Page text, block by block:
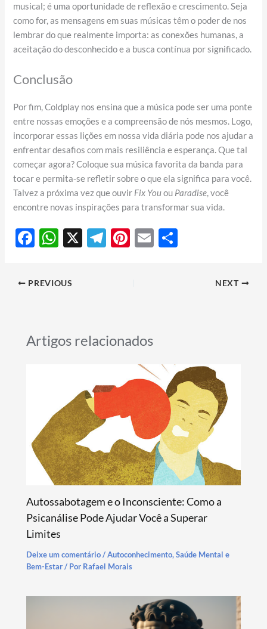
musical; é uma oportunidade de reflexão e crescimento. Seja
como for, as mensagens em suas músicas têm o poder de nos
lembrar do que realmente importa: as conexões humanas, a
aceitação do desconhecido e a busca contínua por significado.
Conclusão
Por fim, Coldplay nos ensina que a música pode ser uma ponte
entre nossas emoções e a compreensão de nós mesmos. Logo,
incorporar essas lições em nossa vida diária pode nos ajudar a
enfrentar desafios com mais resiliência e esperança. Que tal
começar agora? Coloque sua música favorita da banda para
tocar e permita-se refletir sobre o que ela significa para você.
Talvez a próxima vez que ouvir Fix Youou Paradise, você
encontre novas inspirações para transformar sua vida.
F
e
o
k
W
at
p
p
X
T
m
Pi E
PREVIOUS NEXT
Artigos relacionados
Autossabotagem e o Inconsciente: Como a
Psicanálise Pode Ajudar Você a Superar
Limites
Deixe um comentário /Autoconhecimento,Saúde Mental e
Bem-Estar/ Por Rafael Morais